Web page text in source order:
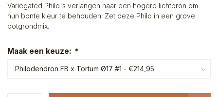
Variegated Philo's verlangen naar een hogere lichtbron om
hun bonte kleur te behouden. Zet deze Philo in een grove
potgrondmix.
Maak een keuze: *